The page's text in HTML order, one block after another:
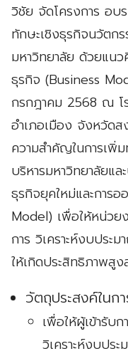
วิชัย จัดโครงการ อบ
ทักษะเชิงธุรกิจนวัตก
มหาวิทยาลัย ด้วยแน
ธุรกิจ (Business
กรกฎาคม 2568 ณ โ
อำเภอเมือง จังหวัดส
ความสำคัญในการเพิ่
บริหารมหาวิทยาลัยแ
ธุรกิจยุคใหม่และการ
Model) เพื่อให้หน่วย
การ วิเคราะห์งบประ
ให้เกิดประสิทธิภาพสู
วัตถุประสงค์ในก
เพื่อให้ผู้เข้ารับก
วิเคราะห์งบปร